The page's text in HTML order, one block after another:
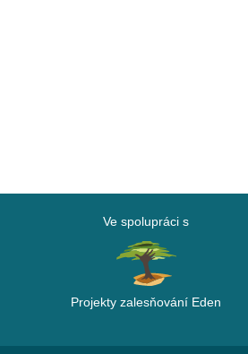
Ve spolupráci s
Projekty zalesňování Eden